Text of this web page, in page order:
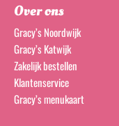
Over ons
Gracy’s Noordwijk
Gracy’s Katwijk
Zakelijk bestellen
Klantenservice
Gracy’s menukaart